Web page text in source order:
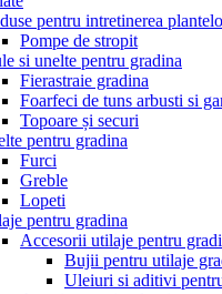
pentru intretinerea
Pompe de stropit
si unelte pentru gradina
Fierastraie gradina
Foarfeci de tuns arbusti si
Topoare și securi
pentru gradina
Furci
Greble
Lopeti
pentru gradina
Accesorii utilaje pentru
Bujii pentru utilaje
Uleiuri si aditivi